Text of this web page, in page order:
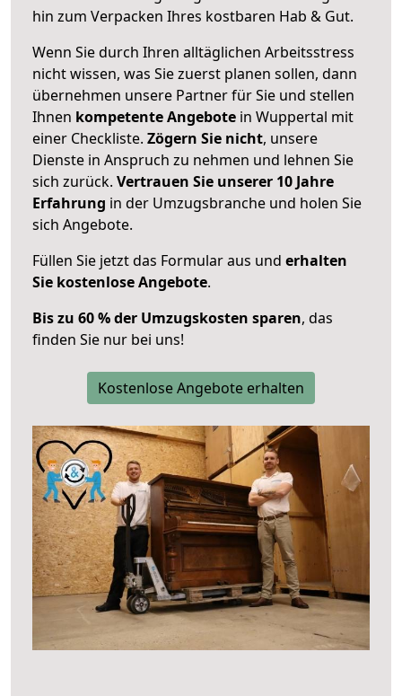
hin zum Verpacken Ihres kostbaren Hab & Gut.
Wenn Sie durch Ihren alltäglichen Arbeitsstress
nicht wissen, was Sie zuerst planen sollen, dann
übernehmen unsere Partner für Sie und stellen
Ihnen kompetente Angebote in Wuppertal mit
einer Checkliste. Zögern Sie nicht, unsere
Dienste in Anspruch zu nehmen und lehnen Sie
sich zurück. Vertrauen Sie unserer 10 Jahre
Erfahrung in der Umzugsbranche und holen Sie
sich Angebote.
Füllen Sie jetzt das Formular aus und erhalten
Sie kostenlose Angebote.
Bis zu 60 % der Umzugskosten sparen, das
finden Sie nur bei uns!
Kostenlose Angebote erhalten